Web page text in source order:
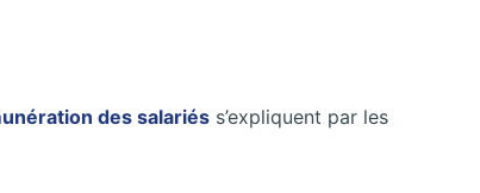
des salariés s’expliquent par les